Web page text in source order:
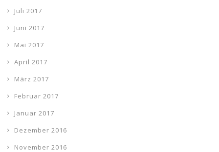
Juli 2017
Juni 2017
Mai 2017
April 2017
März 2017
Februar 2017
Januar 2017
Dezember 2016
November 2016